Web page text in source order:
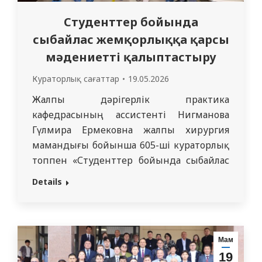
Студенттер бойында
сыбайлас жемқорлыққа қарсы
мәдениетті қалыптастыру
Кураторлық сағаттар 19.05.2026
Жалпы дәрігерлік практика
кафедрасының ассистенті Нигманова
Гүлмира Ермековна жалпы хирургия
мамандығы бойынша 605-ші кураторлық
топпен «Студенттер бойында сыбайлас
жемқорлыққа қарсы мәдениетті
мамандардың сыбайлас жемқорлыққа
қарсы мәдениетін қалыптастыруға және
Details
Мам
19